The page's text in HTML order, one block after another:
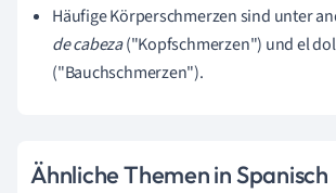
Häufige Körperschmerzen sind unter
de cabeza("Kopfschmerzen") und el
("Bauchschmerzen").
Ähnliche Themen in Spanisch